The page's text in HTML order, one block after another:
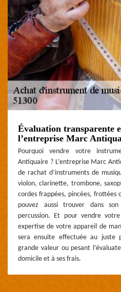
Évaluation transparente
l’entreprise Marc
Pourquoi vendre votre
Antiquaire ? L’entreprise Marc
de rachat d’instruments de
violon, clarinette, trombone,
cordes frappées, pincées, frottées
pouvez aussi trouver dans
percussion. Et pour vendre
expertise de votre appareil de
sera ensuite effectuée au juste
grande valeur ou pesant
domicile et à ses frais.